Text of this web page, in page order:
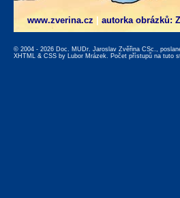
www.zverina.cz autorka obrázků:
© 2004 - 2026 Doc. MUDr. Jaroslav Zvěřina CSc.,
XHTML & CSS by Lubor Mrázek. Počet přístupů na tuto